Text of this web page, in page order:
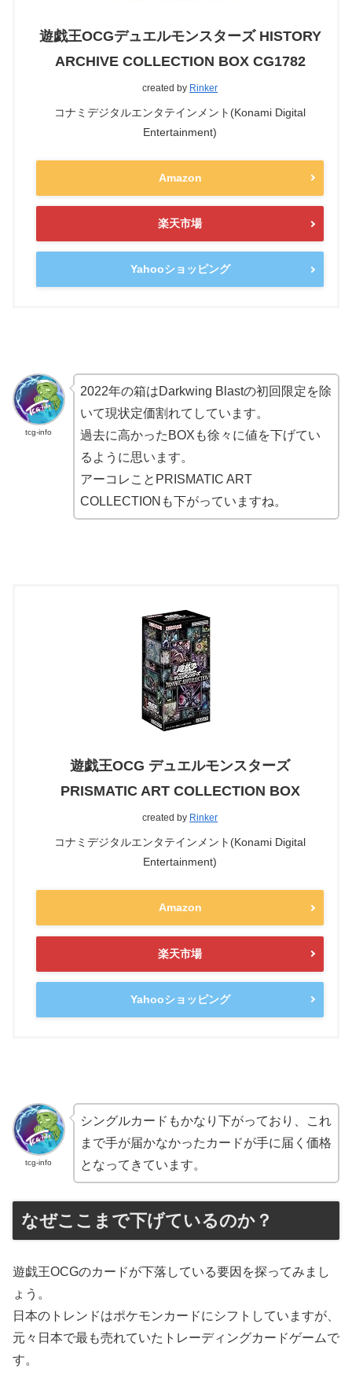
遊戯王OCGデュエルモンスターズ HISTORY
ARCHIVE COLLECTION BOX CG1782
created by Rinker
コナミデジタルエンタテインメント(Konami Digital
Entertainment)
Amazon
楽天市場
Yahooショッピング
tcg-info
2022年の箱はDarkwing Blastの初回限定を除
いて現状定価割れてしています。
過去に高かったBOXも徐々に値を下げてい
るように思います。
アーコレことPRISMATIC ART
COLLECTIONも下がっていますね。
遊戯王OCG デュエルモンスターズ
PRISMATIC ART COLLECTION BOX
created by Rinker
コナミデジタルエンタテインメント(Konami Digital
Entertainment)
Amazon
楽天市場
Yahooショッピング
tcg-info
シングルカードもかなり下がっており、これ
まで手が届かなかったカードが手に届く価格
となってきています。
なぜここまで下げているのか？
遊戯王OCGのカードが下落している要因を探ってみまし
ょう。
日本のトレンドはポケモンカードにシフトしていますが、
元々日本で最も売れていたトレーディングカードゲームで
す。